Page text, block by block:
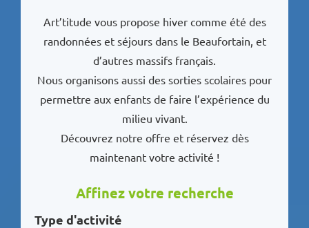
Art’titude vous propose hiver comme été des
randonnées et séjours dans le Beaufortain, et
d’autres massifs français.
Nous organisons aussi des sorties scolaires pour
permettre aux enfants de faire l’expérience du
milieu vivant.
Découvrez notre offre et réservez dès
maintenant votre activité !
Affinez votre recherche
Type d'activité